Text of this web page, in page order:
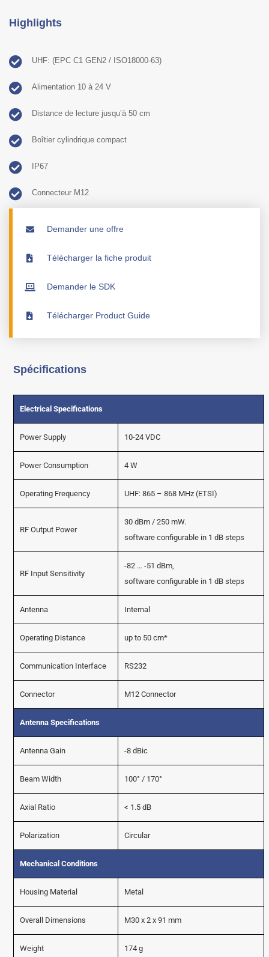
Highlights
UHF: (EPC C1 GEN2 / ISO18000-63)
Alimentation 10 à 24 V
Distance de lecture jusqu’à 50 cm
Boîtier cylindrique compact
IP67
Connecteur M12
Demander une offre
Télécharger la fiche produit
Demander le SDK
Télécharger Product Guide
Spécifications
Electrical Specifications
Power Supply 10-24 VDC
Power Consumption 4 W
Operating Frequency UHF: 865 – 868 MHz (ETSI)
RF Output Power
30 dBm / 250 mW.
software configurable in 1 dB steps
RF Input Sensitivity
-82 … -51 dBm,
software configurable in 1 dB steps
Antenna Internal
Operating Distance up to 50 cm*
Communication Interface RS232
Connector M12 Connector
Antenna Specifications
Antenna Gain -8 dBic
Beam Width 100° / 170°
Axial Ratio < 1.5 dB
Polarization Circular
Mechanical Conditions
Housing Material Metal
Overall Dimensions M30 x 2 x 91 mm
Weight 174 g